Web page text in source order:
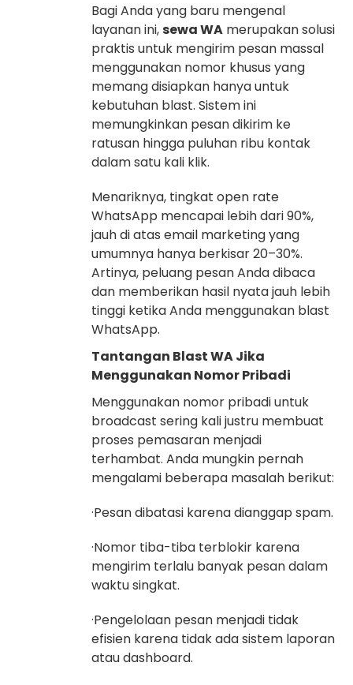
Bagi Anda yang baru mengenal
layanan ini,sewa WA merupakan solusi
praktis untuk mengirim pesan massal
menggunakan nomor khusus yang
memang disiapkan hanya untuk
kebutuhan blast. Sistem ini
memungkinkan pesan dikirim ke
ratusan hingga puluhan ribu kontak
dalam satu kali klik.
Menariknya, tingkat open rate
WhatsApp mencapai lebih dari 90%,
jauh di atas email marketing yang
umumnya hanya berkisar 20–30%.
Artinya, peluang pesan Anda dibaca
dan memberikan hasil nyata jauh lebih
tinggi ketika Anda menggunakan blast
WhatsApp.
Tantangan Blast WA Jika
Menggunakan Nomor Pribadi
Menggunakan nomor pribadi untuk
broadcast sering kali justru membuat
proses pemasaran menjadi
terhambat. Anda mungkin pernah
mengalami beberapa masalah berikut:
·Pesan dibatasi karena dianggap spam.
·Nomor tiba-tiba terblokir karena
mengirim terlalu banyak pesan dalam
waktu singkat.
·Pengelolaan pesan menjadi tidak
efisien karena tidak ada sistem laporan
atau dashboard.